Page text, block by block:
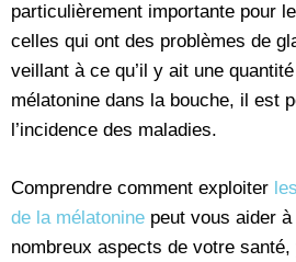
particulièrement importante pour
celles qui ont des problèmes de
veillant à ce qu’il y ait une
mélatonine dans la bouche, il est
l’incidence des maladies.
Comprendre comment exploiter
de la mélatonine peut vous aider
nombreux aspects de votre